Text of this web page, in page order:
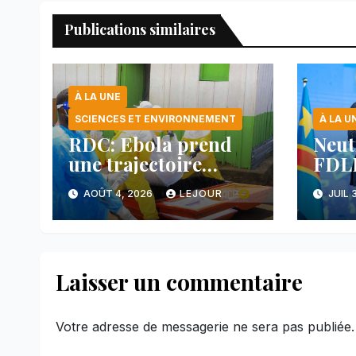
Publications similaires
À LA UNE
SCIENCES ET ENVIRONNEMENT
RDC: Ebola prend
une trajectoire
inquiétante dans le
nord-est du pays
AOÛT 4, 2026 LEJOUR
À LA
JUIL
Laisser un commentaire
Votre adresse de messagerie ne sera pas publiée.